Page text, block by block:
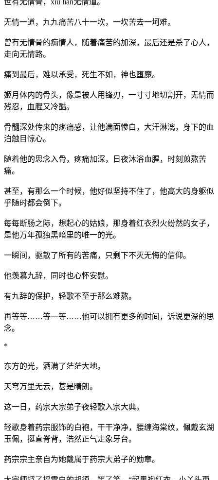
无情一道，九九痛苦八十一坎，一坎苦去一坷难。
曾有无情骨的痴情人，随着痛苦的加深，最后还是杀了心人，
走向无情路。
痛到最后，难以承受，死生不如，神也堕魔。
姬月体内的骨头，像是被人用锋刃，一寸寸地切割开，无情而
残忍，血腥又冷酷。
骨髓深处传来的疼痛感，让他满面惨白，大汗淋漓，身下的血
泊触目惊心。
随着他的思念入骨，疼痛加深，日夜沐浴血腥，时刻煎熬苦
痛。
甚至，有那么一个时候，他好似坚持不住了，他高大的身躯似
乎随时都会倒下。
每每断肠之际，想起心的姑娘，那身着红衣烈火纷然的女子，
是他万年孤独黑暗里的唯一的光。
一瞬间，驱散了所有的苦痛，只剩下不灭无悔的信仰。
他羡慕九辞，同时也心怀安慰。
有九辞的保护，轻歌不至于那么难熬。
再等等……等一等……他可以拥有更多的时间，诉说更深的思
念。
*
东方的光，洒满了茫茫大地。
天穹万里无云，甚是晴朗。
这一日，药宗大宗弟子夜轻歌入宗大典。
轻歌身着药宗服饰的白袍，干干净净，腰缠海棠纹，佩戴玄湖
玉佩，挺直脊背，浩然正气走象牙台。
药宗宗主亲自为她戴属于药宗大弟子的勋章。